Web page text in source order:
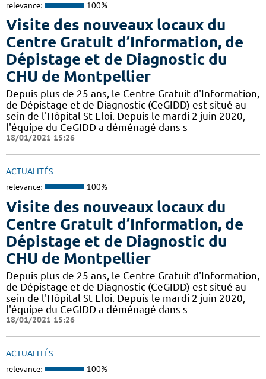
relevance: 100%
Visite des nouveaux locaux du
Centre Gratuit d’Information, de
Dépistage et de Diagnostic du
CHU de Montpellier
Depuis plus de 25 ans, le Centre Gratuit d'Information,
de Dépistage et de Diagnostic (CeGIDD) est situé au
sein de l'Hôpital St Eloi. Depuis le mardi 2 juin 2020,
l'équipe du CeGIDD a déménagé dans s
18/01/2021 15:26
ACTUALITÉS
relevance: 100%
Visite des nouveaux locaux du
Centre Gratuit d’Information, de
Dépistage et de Diagnostic du
CHU de Montpellier
Depuis plus de 25 ans, le Centre Gratuit d'Information,
de Dépistage et de Diagnostic (CeGIDD) est situé au
sein de l'Hôpital St Eloi. Depuis le mardi 2 juin 2020,
l'équipe du CeGIDD a déménagé dans s
18/01/2021 15:26
ACTUALITÉS
relevance: 100%